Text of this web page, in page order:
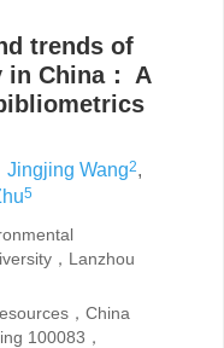
trends of
China： A
Jingjing Wang2,
5
，Lanzhou
，China
100083，